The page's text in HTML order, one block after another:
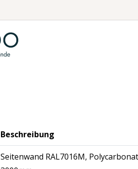
Beschreibung
Seitenwand RAL7016M,